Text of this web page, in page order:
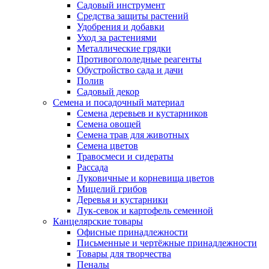
Садовый инструмент
Средства защиты растений
Удобрения и добавки
Уход за растениями
Металлические грядки
Противогололедные реагенты
Обустройство сада и дачи
Полив
Садовый декор
Семена и посадочный материал
Семена деревьев и кустарников
Семена овощей
Семена трав для животных
Семена цветов
Травосмеси и сидераты
Рассада
Луковичные и корневища цветов
Мицелий грибов
Деревья и кустарники
Лук-севок и картофель семенной
Канцелярские товары
Офисные принадлежности
Письменные и чертёжные принадлежности
Товары для творчества
Пеналы